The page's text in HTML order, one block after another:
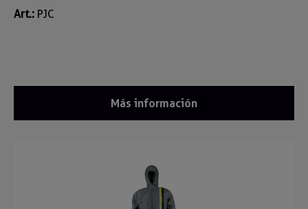
Art.: PJC
Más información